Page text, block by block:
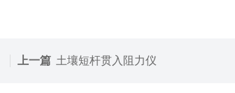
上一篇 土壤短杆贯入阻力仪